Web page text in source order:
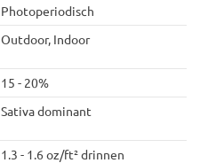
Photoperiodisch
Outdoor, Indoor
15 - 20%
Sativa dominant
1.3 - 1.6 oz/ft² drinnen